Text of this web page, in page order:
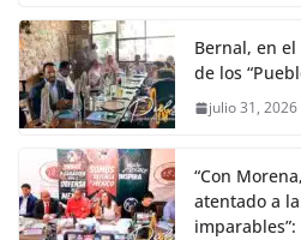
Bernal, en
de los
julio 31, 2026
“Con
atentado a